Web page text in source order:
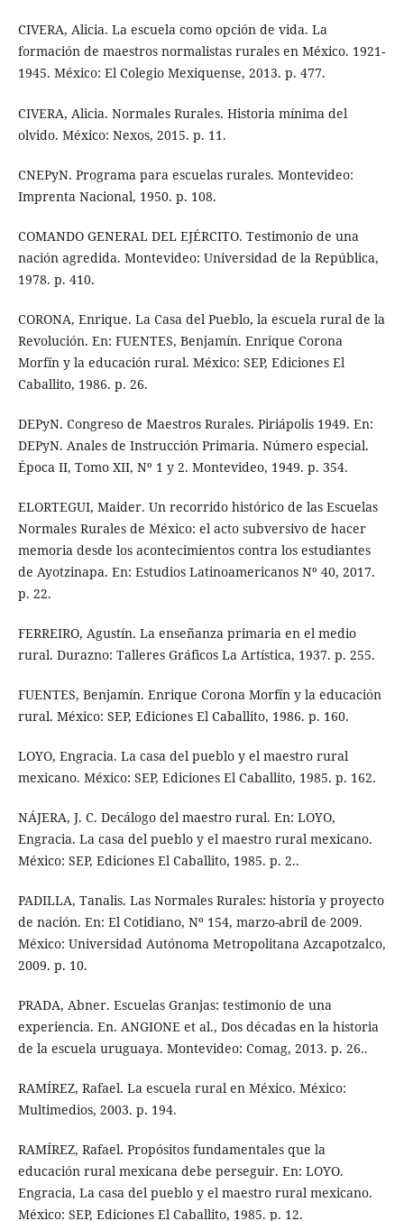
CIVERA, Alicia. La escuela como opción de vida. La
formación de maestros normalistas rurales en México. 1921-
1945. México: El Colegio Mexiquense, 2013. p. 477.
CIVERA, Alicia. Normales Rurales. Historia mínima del
olvido. México: Nexos, 2015. p. 11.
CNEPyN. Programa para escuelas rurales. Montevideo:
Imprenta Nacional, 1950. p. 108.
COMANDO GENERAL DEL EJÉRCITO. Testimonio de una
nación agredida. Montevideo: Universidad de la República,
1978. p. 410.
CORONA, Enrique. La Casa del Pueblo, la escuela rural de la
Revolución. En: FUENTES, Benjamín. Enrique Corona
Morfín y la educación rural. México: SEP, Ediciones El
Caballito, 1986. p. 26.
DEPyN. Congreso de Maestros Rurales. Piriápolis 1949. En:
DEPyN. Anales de Instrucción Primaria. Número especial.
Época II, Tomo XII, Nº 1 y 2. Montevideo, 1949. p. 354.
ELORTEGUI, Maider. Un recorrido histórico de las Escuelas
Normales Rurales de México: el acto subversivo de hacer
memoria desde los acontecimientos contra los estudiantes
de Ayotzinapa. En: Estudios Latinoamericanos Nº 40, 2017.
p. 22.
FERREIRO, Agustín. La enseñanza primaria en el medio
rural. Durazno: Talleres Gráficos La Artística, 1937. p. 255.
FUENTES, Benjamín. Enrique Corona Morfín y la educación
rural. México: SEP, Ediciones El Caballito, 1986. p. 160.
LOYO, Engracia. La casa del pueblo y el maestro rural
mexicano. México: SEP, Ediciones El Caballito, 1985. p. 162.
NÁJERA, J. C. Decálogo del maestro rural. En: LOYO,
Engracia. La casa del pueblo y el maestro rural mexicano.
México: SEP, Ediciones El Caballito, 1985. p. 2..
PADILLA, Tanalis. Las Normales Rurales: historia y proyecto
de nación. En: El Cotidiano, Nº 154, marzo-abril de 2009.
México: Universidad Autónoma Metropolitana Azcapotzalco,
2009. p. 10.
PRADA, Abner. Escuelas Granjas: testimonio de una
experiencia. En. ANGIONE et al., Dos décadas en la historia
de la escuela uruguaya. Montevideo: Comag, 2013. p. 26..
RAMÍREZ, Rafael. La escuela rural en México. México:
Multimedios, 2003. p. 194.
RAMÍREZ, Rafael. Propósitos fundamentales que la
educación rural mexicana debe perseguir. En: LOYO.
Engracia, La casa del pueblo y el maestro rural mexicano.
México: SEP, Ediciones El Caballito, 1985. p. 12.